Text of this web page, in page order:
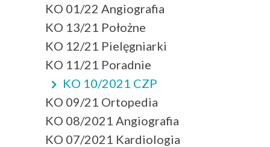
KO 01/22 Angiografia
KO 13/21 Położne
KO 12/21 Pielęgniarki
KO 11/21 Poradnie
KO 10/2021 CZP
KO 09/21 Ortopedia
KO 08/2021 Angiografia
KO 07/2021 Kardiologia